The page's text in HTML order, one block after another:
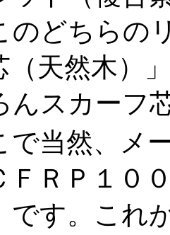
のどちらの
（天然木）
んスカーフ
当然、メ
ＦＲＰ１０
です。これ